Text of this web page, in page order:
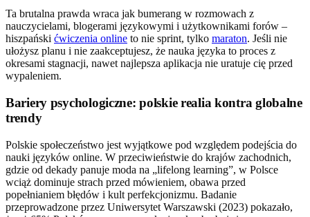
Ta brutalna prawda wraca jak bumerang w rozmowach z
nauczycielami, blogerami językowymi i użytkownikami forów –
hiszpański ćwiczenia online to nie sprint, tylko maraton. Jeśli nie
ułożysz planu i nie zaakceptujesz, że nauka języka to proces z
okresami stagnacji, nawet najlepsza aplikacja nie uratuje cię przed
wypaleniem.
Bariery psychologiczne: polskie realia kontra globalne
trendy
Polskie społeczeństwo jest wyjątkowe pod względem podejścia do
nauki języków online. W przeciwieństwie do krajów zachodnich,
gdzie od dekady panuje moda na „lifelong learning”, w Polsce
wciąż dominuje strach przed mówieniem, obawa przed
popełnianiem błędów i kult perfekcjonizmu. Badanie
przeprowadzone przez Uniwersytet Warszawski (2023) pokazało,